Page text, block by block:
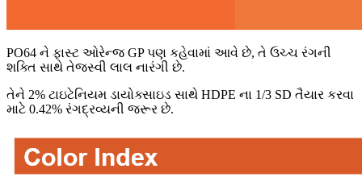
PO64 ને ફાસ્ટ ઓરેન્જ GP પણ કહેવામાં આવે છે, તે ઉચ્ચ રંગની
શક્તિ સાથે તેજસ્વી લાલ નારંગી છે.
તેને 2% ટાઇટેનિયમ ડાયોક્સાઇડ સાથે HDPE ના 1/3 SD તૈયાર કરવા
માટે 0.42% રંગદ્રવ્યની જરૂર છે.